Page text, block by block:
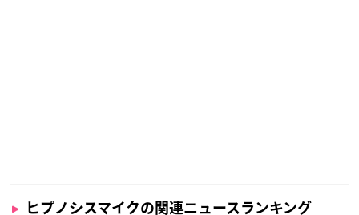
ヒプノシスマイクの関連ニュースランキング